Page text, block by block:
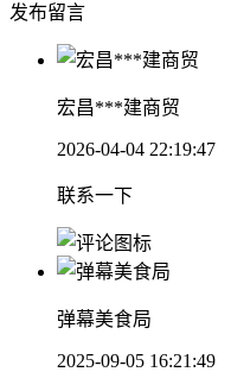
发布留言
宏昌***建商贸
2026-04-04 22:19:47
联系一下
弹幕美食局
2025-09-05 16:21:49